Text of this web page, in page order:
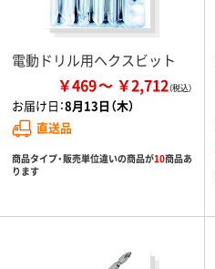
電動ドリル用ヘクスビット
￥469 ￥2,712
お届け日：8月13日（木）
直送品
商品タイプ・販売単位違いの商品が10商品あ
ります